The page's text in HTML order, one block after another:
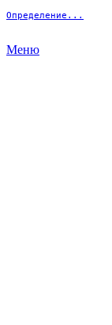
Определение...
Меню